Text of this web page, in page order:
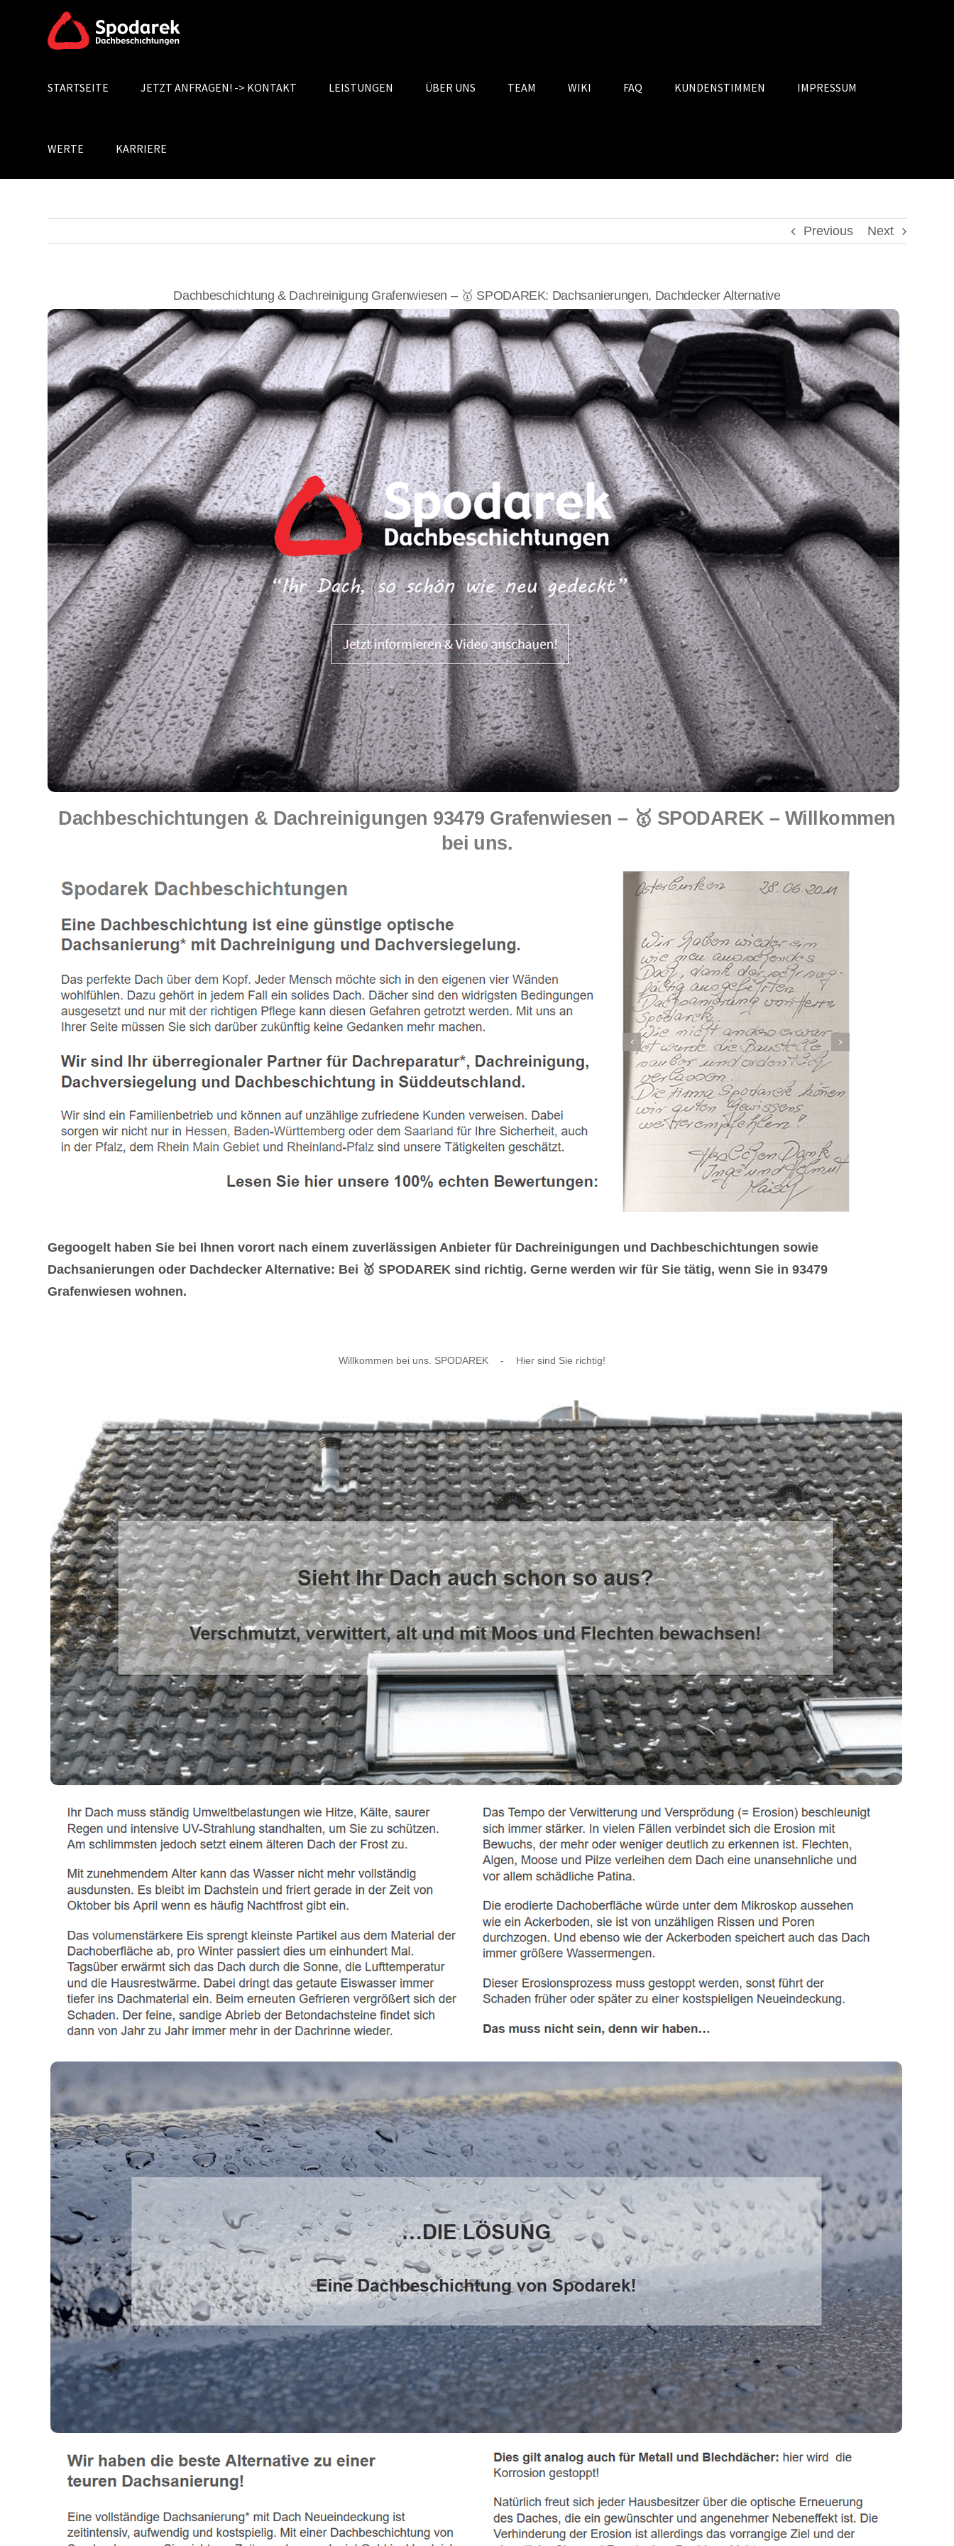
Search
STARTSEITE JETZT ANFRAGEN! -> KONTAKT LEISTUNGEN ÜBER UNS TEAM WIKI FAQ KUNDENSTIMMEN IMPRESSUM
WERTE KARRIERE
Previous Next
Dachbeschichtung & Dachreinigung Grafenwiesen – 🥇 SPODAREK: Dachsanierungen, Dachdecker Alternative
Dachbeschichtungen & Dachreinigungen 93479 Grafenwiesen – 🥇 SPODAREK – Willkommen
bei uns.
Gegoogelt haben Sie bei Ihnen vorort nach einem zuverlässigen Anbieter für Dachreinigungen und Dachbeschichtungen sowie
Dachsanierungen oder Dachdecker Alternative: Bei 🥇 SPODAREK sind richtig. Gerne werden wir für Sie tätig, wenn Sie in 93479
Grafenwiesen wohnen.
Willkommen bei uns. SPODAREK - Hier sind Sie richtig!